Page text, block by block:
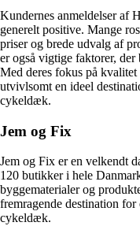
Kundernes anmeldelser af
generelt positive. Mange
priser og brede udvalg af
er også vigtige faktorer,
Med deres fokus på
utvivlsomt en ideel
cykeldæk.
Jem og Fix
Jem og Fix er en velkendt
120 butikker i hele
byggematerialer og
fremragende destination
cykeldæk.